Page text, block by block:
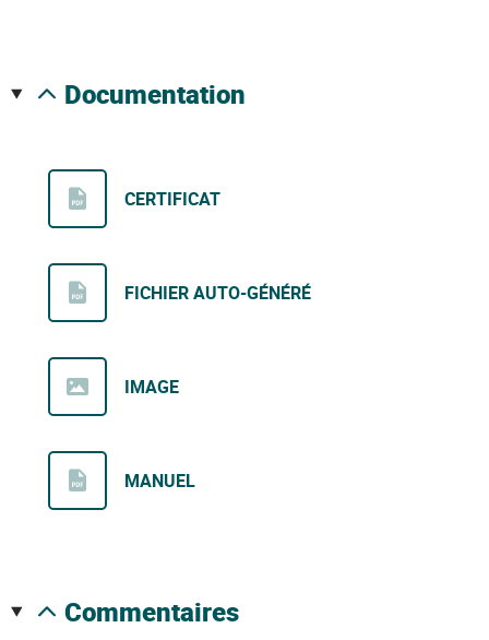
documentation
CERTIFICAT
FICHIER AUTO-GÉNÉRÉ
IMAGE
MANUEL
commentaires